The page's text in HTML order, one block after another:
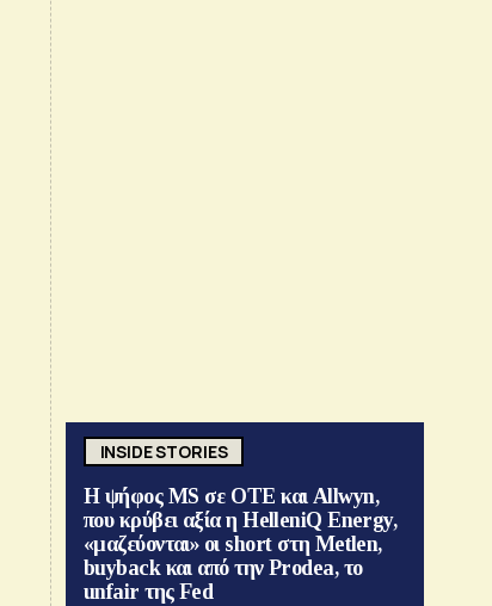
INSIDE STORIES
Η ψήφος MS σε ΟΤΕ και Allwyn,
που κρύβει αξία η HelleniQ Energy,
«μαζεύονται» οι short στη Metlen,
buyback και από την Prodea, το
unfair της Fed